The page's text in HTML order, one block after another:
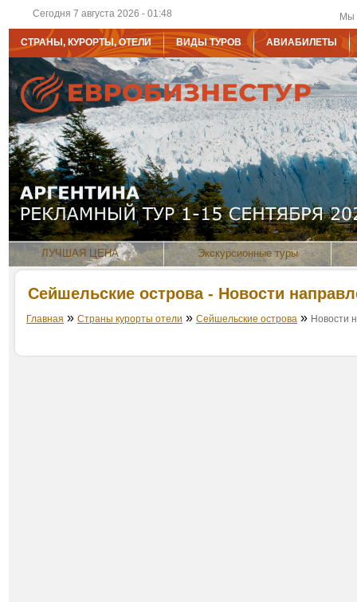
Сегодня 7 августа 2026 - 01:48 Мы
СТРАНЫ, КУРОРТЫ, ОТЕЛИ ВИДЫ ТУРОВ АВИАБИЛЕТЫ
ЛУЧШАЯ ЦЕНА Экскурсионные туры
Сейшельские острова - Новости
Главная » Страны курорты отели » Сейшельские острова » Новости